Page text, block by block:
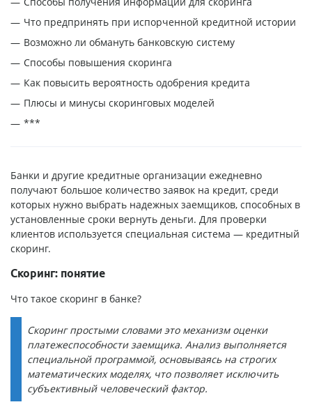
Что предпринять при испорченной кредитной истории
Возможно ли обмануть банковскую систему
Способы повышения скоринга
Как повысить вероятность одобрения кредита
Плюсы и минусы скоринговых моделей
***
Банки и другие кредитные организации ежедневно
получают большое количество заявок на кредит, среди
которых нужно выбрать надежных заемщиков, способных в
установленные сроки вернуть деньги. Для проверки
клиентов используется специальная система — кредитный
скоринг.
Скоринг: понятие
Что такое скоринг в банке?
Скоринг простыми словами это механизм оценки
платежеспособности заемщика. Анализ выполняется
специальной программой, основываясь на строгих
математических моделях, что позволяет исключить
субъективный человеческий фактор.